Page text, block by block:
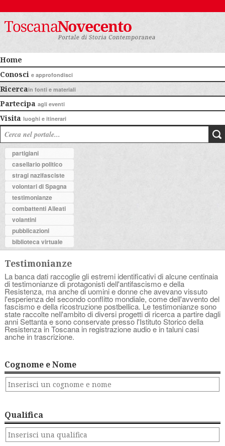
Home
Conosci e approfondisci
Ricercain fonti e materiali
Partecipa agli eventi
Visita luoghi e itinerari
partigiani
casellario politico
stragi nazifasciste
volontari di Spagna
testimonianze
combattenti Alleati
volantini
pubblicazioni
biblioteca virtuale
Testimonianze
La banca dati raccoglie gli estremi identificativi di alcune centinaia
di testimonianze di protagonisti dell'antifascismo e della
Resistenza, ma anche di uomini e donne che avevano vissuto
l'esperienza del secondo conflitto mondiale, come dell'avvento del
fascismo e della ricostruzione postbellica. Le testimonianze sono
state raccolte nell'ambito di diversi progetti di ricerca a partire dagli
anni Settanta e sono conservate presso l'Istituto Storico della
Resistenza in Toscana in registrazione audio e in taluni casi
anche in trascrizione.
Cognome e Nome
Qualifica